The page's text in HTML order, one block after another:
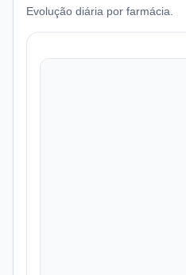
Evolução diária por farmácia.